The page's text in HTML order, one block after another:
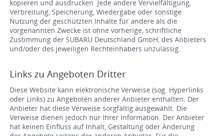
kopieren und ausdrucken. Jede andere Vervielfältigung,
Verbreitung, Speicherung, Wiedergabe oder sonstige
Nutzung der geschützten Inhalte für andere als die
vorgenannten Zwecke ist ohne vorherige, schriftliche
Zustimmung der SUBARU Deutschland GmbH, des Anbieters
und/oder des jeweiligen Rechteinhabers unzulässig.
Links zu Angeboten Dritter
Diese Website kann elektronische Verweise (sog. Hyperlinks
oder Links) zu Angeboten anderer Anbieter enthalten. Der
Anbieter hat diese Verweise sorgfältig ausgewählt. Die
Verweise dienen jedoch nur Ihrer Information. Der Anbieter
hat keinen Einfluss auf Inhalt, Gestaltung oder Änderung